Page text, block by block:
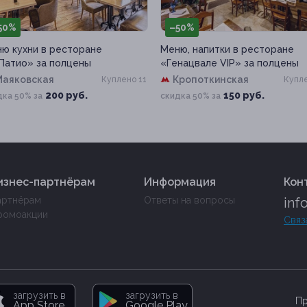
напитки в ресторане
VIP» за полцены
50% за 150 руб.
Куплено 5
–50%
Сеанс массажа в центре
медицины и косметологии
«Лотос»
Сокол
партнёрам Информация
Ответы на вопросы
загрузить в загрузить в